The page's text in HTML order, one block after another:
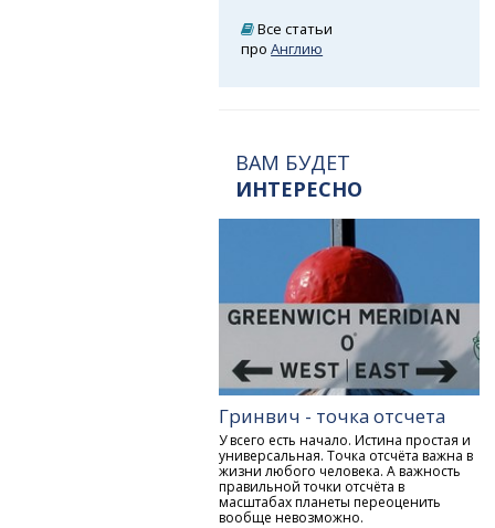
Все статьи
проАнглию
ВАМ БУДЕТ
ИНТЕРЕСНО
Гринвич - точка отсчета
У всего есть начало. Истина простая и
универсальная. Точка отсчёта важна в
жизни любого человека. А важность
правильной точки отсчёта в
масштабах планеты переоценить
вообще невозможно.